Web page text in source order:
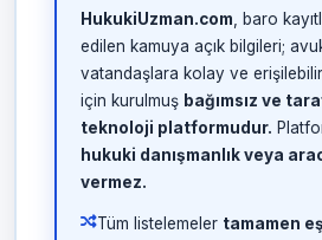
HukukiUzman.com , baro
edilen kamuya açık bilgileri;
vatandaşlara kolay ve
için kurulmuş bağımsız ve
teknoloji platformudur.
hukuki danışmanlık veya
vermez.
Tüm listelemeler tamamen